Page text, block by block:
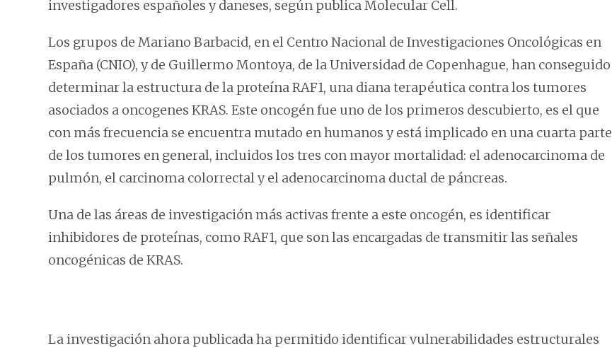
investigadores españoles y daneses, según publica Molecular Cell.
Los grupos de Mariano Barbacid, en el Centro Nacional de Investigaciones Oncológicas en
España (CNIO), y de Guillermo Montoya, de la Universidad de Copenhague, han conseguido
determinar la estructura de la proteína RAF1, una diana terapéutica contra los tumores
asociados a oncogenes KRAS. Este oncogén fue uno de los primeros descubierto, es el que
con más frecuencia se encuentra mutado en humanos y está implicado en una cuarta parte
de los tumores en general, incluidos los tres con mayor mortalidad: el adenocarcinoma de
pulmón, el carcinoma colorrectal y el adenocarcinoma ductal de páncreas.
Una de las áreas de investigación más activas frente a este oncogén, es identificar
inhibidores de proteínas, como RAF1, que son las encargadas de transmitir las señales
oncogénicas de KRAS.
La investigación ahora publicada ha permitido identificar vulnerabilidades estructurales